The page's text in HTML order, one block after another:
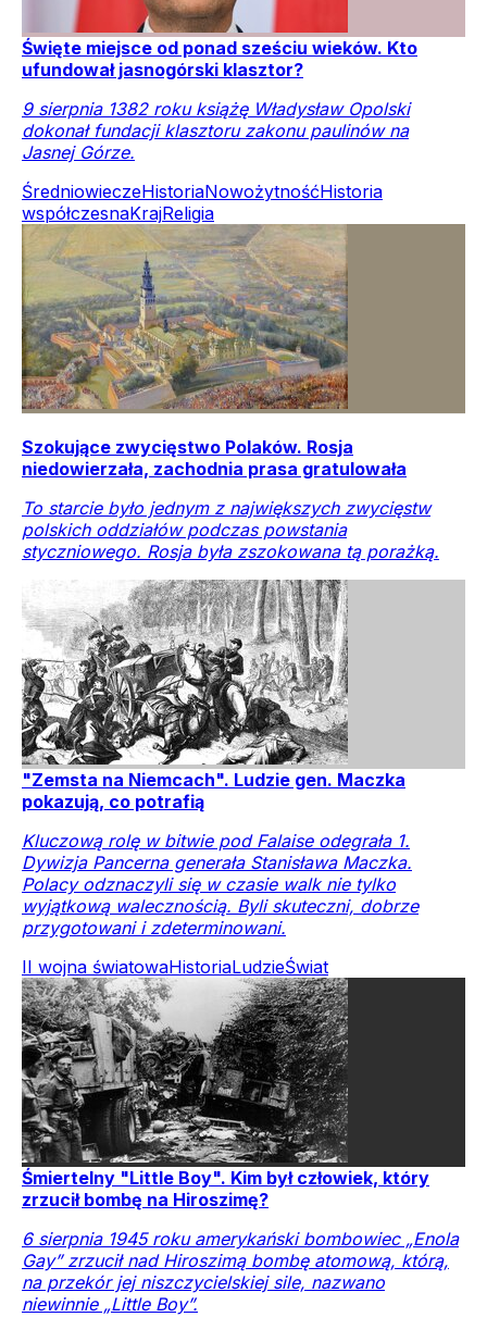
Święte miejsce od ponad sześciu wieków. Kto
ufundował jasnogórski klasztor?
9 sierpnia 1382 roku książę Władysław Opolski
dokonał fundacji klasztoru zakonu paulinów na
Jasnej Górze.
ŚredniowieczeHistoriaNowożytnośćHistoria
współczesnaKrajReligia
Szokujące zwycięstwo Polaków. Rosja
niedowierzała, zachodnia prasa gratulowała
To starcie było jednym z największych zwycięstw
polskich oddziałów podczas powstania
styczniowego. Rosja była zszokowana tą porażką.
"Zemsta na Niemcach". Ludzie gen. Maczka
pokazują, co potrafią
Kluczową rolę w bitwie pod Falaise odegrała 1.
Dywizja Pancerna generała Stanisława Maczka.
Polacy odznaczyli się w czasie walk nie tylko
wyjątkową walecznością. Byli skuteczni, dobrze
przygotowani i zdeterminowani.
II wojna światowaHistoriaLudzieŚwiat
Śmiertelny "Little Boy". Kim był człowiek, który
zrzucił bombę na Hiroszimę?
6 sierpnia 1945 roku amerykański bombowiec „Enola
Gay” zrzucił nad Hiroszimą bombę atomową, którą,
na przekór jej niszczycielskiej sile, nazwano
niewinnie „Little Boy”.